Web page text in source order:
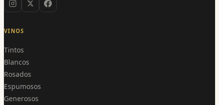
VINOS
Tintos
Blancos
Rosados
Espumosos
Generosos